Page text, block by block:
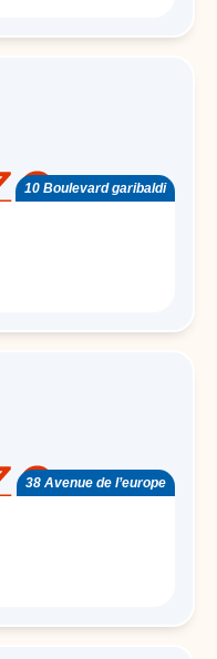
10 Boulevard garibaldi
38 Avenue de l’europe